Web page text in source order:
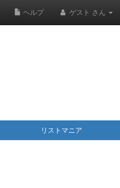
ヘルプ ゲスト さん
リストマニア